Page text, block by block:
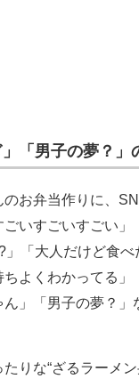
」「男子の夢？」
お弁当作りに、
いすごいすごい」
」「大人だけど食
ちよくわかってる
」「男子の夢？」
りな“ざるラーメン